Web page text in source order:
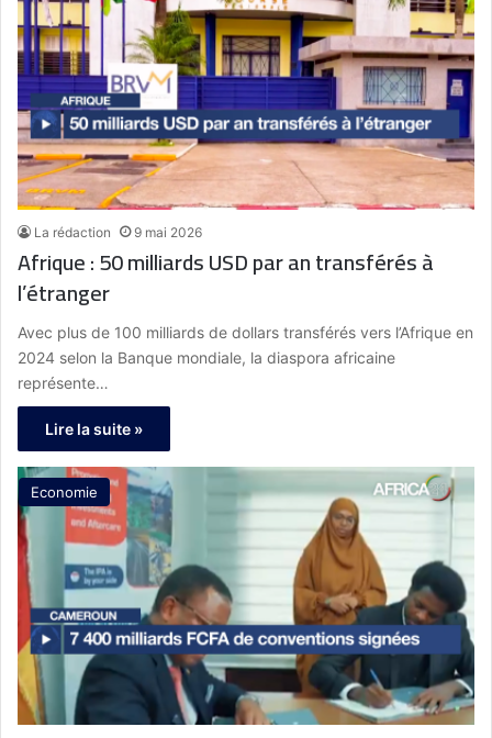
La rédaction 9 mai 2026
Afrique : 50 milliards USD par an transférés à
l’étranger
Avec plus de 100 milliards de dollars transférés vers l’Afrique en
2024 selon la Banque mondiale, la diaspora africaine
représente…
Lire la suite »
Economie